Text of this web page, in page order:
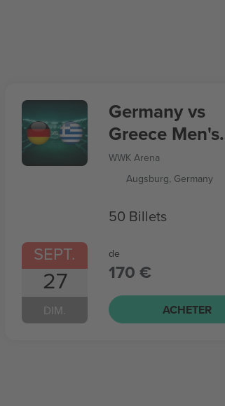
SEPT.
27
DIM.
Germany vs
Greece Men's
Nations League
WWK Arena
Augsburg, Germany
50 Billets
de
170 €
ACHETER